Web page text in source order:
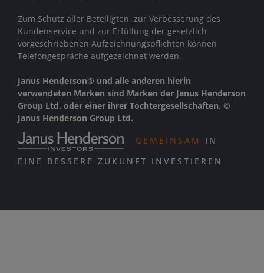
Zum Schutz aller Beteiligten, zur Verbesserung des
Kundenservice und zur Erfüllung der gesetzlich
vorgeschriebenen Aufzeichnungspflichten können
Telefongespräche aufgezeichnet werden.
Janus Henderson® und alle anderen hierin
verwendeten Marken sind Marken der Janus Henderson
Group Ltd. oder einer ihrer Tochtergesellschaften. ©
Janus Henderson Group Ltd.
GEMEINSAM
IN
EINE BESSERE ZUKUNFT INVESTIEREN